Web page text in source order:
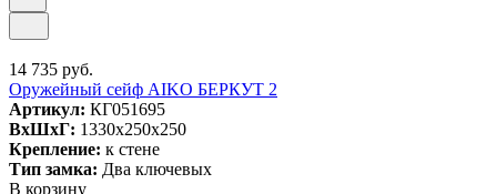
14 735 руб.
Оружейный сейф AIKO БЕРКУТ 2
Артикул: КГ051695
ВxШxГ: 1330x250x250
Крепление: к стене
Тип замка: Два ключевых
В корзину